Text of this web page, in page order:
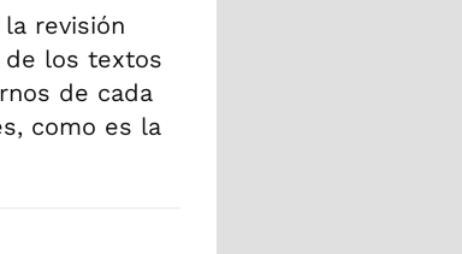
la revisión
los textos
de cada
como es la